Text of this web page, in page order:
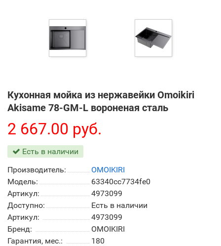
Кухонная мойка из нержавейки Omoikiri
Akisame 78-GM-L вороненая сталь
2 667.00 руб.
Есть в наличии
Производитель:
OMOIKIRI
Модель:
63340cc7734fe0
Артикул:
4973099
Доступно:
Есть в наличии
Артикул:
4973099
Бренд:
OMOIKIRI
Гарантия, мес.:
180